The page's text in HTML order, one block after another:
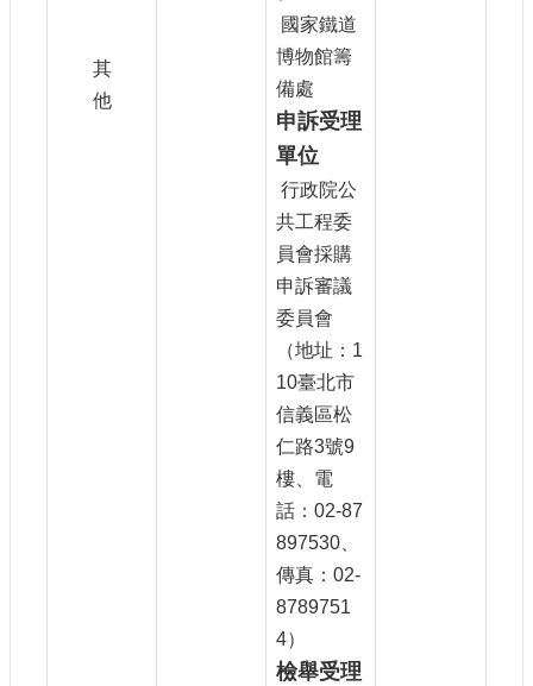
其
他
國家鐵道
博物館籌
備處
申訴受理
單位
行政院公
共工程委
員會採購
申訴審議
委員會
（地址：1
10臺北市
信義區松
仁路3號9
樓、電
話：02-87
897530、
傳真：02-
8789751
4）
檢舉受理